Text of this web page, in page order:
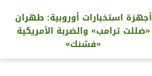
أجهزة استخبارات أوروبية: طهران
«ضللت ترامب» والضربة الأمريكية
«فشنك»